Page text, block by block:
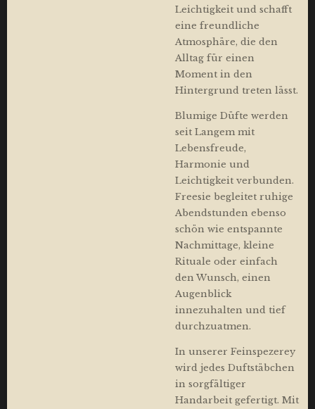
Leichtigkeit und schafft
eine freundliche
Atmosphäre, die den
Alltag für einen
Moment in den
Hintergrund treten lässt.
Blumige Düfte werden
seit Langem mit
Lebensfreude,
Harmonie und
Leichtigkeit verbunden.
Freesie begleitet ruhige
Abendstunden ebenso
schön wie entspannte
Nachmittage, kleine
Rituale oder einfach
den Wunsch, einen
Augenblick
innezuhalten und tief
durchzuatmen.
In unserer Feinspezerey
wird jedes Duftstäbchen
in sorgfältiger
Handarbeit gefertigt. Mit